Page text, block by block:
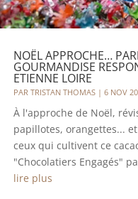
NOËL APPROCHE…
GOURMANDISE
ETIENNE LOIRE
PAR TRISTAN THOMAS | 6 NOV
À l'approche de Noël,
papillotes, orangettes...
ceux qui cultivent ce
"Chocolatiers Engagés"
lire plus